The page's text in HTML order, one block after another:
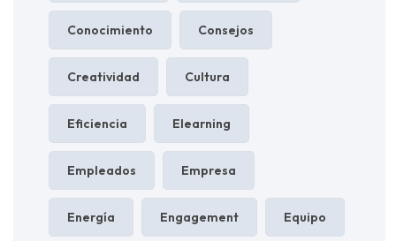
Conocimiento Consejos
Creatividad Cultura
Eficiencia Elearning
Empleados Empresa
Energía Engagement Equipo